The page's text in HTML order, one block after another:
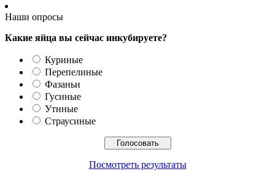
Наши опросы
Какие яйца вы сейчас инкубируете?
Куриные
Перепелиные
Фазаньи
Гусиные
Утиные
Страусиные
Посмотреть результаты